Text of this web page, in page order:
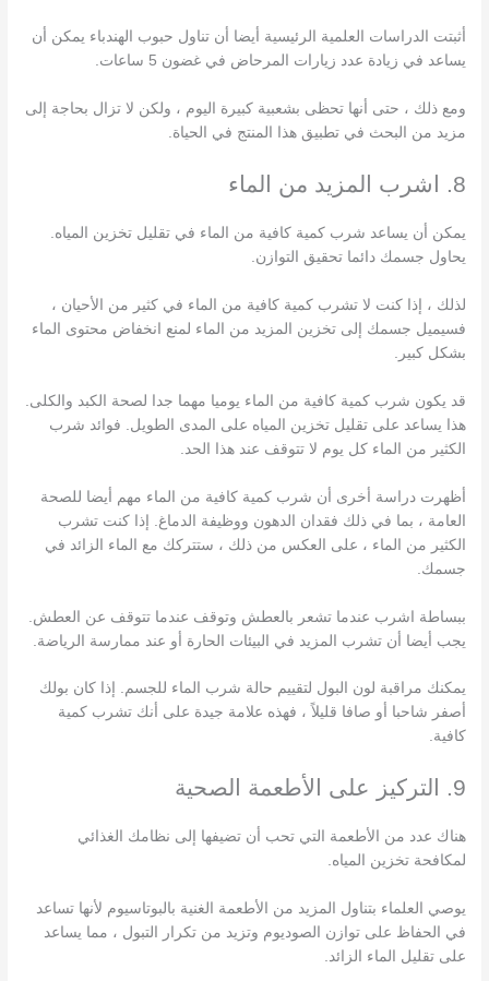
أثبتت الدراسات العلمية الرئيسية أيضا أن تناول حبوب الهندباء يمكن أن
يساعد في زيادة عدد زيارات المرحاض في غضون 5 ساعات.
ومع ذلك ، حتى أنها تحظى بشعبية كبيرة اليوم ، ولكن لا تزال بحاجة إلى
مزيد من البحث في تطبيق هذا المنتج في الحياة.
8. اشرب المزيد من الماء
يمكن أن يساعد شرب كمية كافية من الماء في تقليل تخزين المياه.
يحاول جسمك دائما تحقيق التوازن.
لذلك ، إذا كنت لا تشرب كمية كافية من الماء في كثير من الأحيان ،
فسيميل جسمك إلى تخزين المزيد من الماء لمنع انخفاض محتوى الماء
بشكل كبير.
قد يكون شرب كمية كافية من الماء يوميا مهما جدا لصحة الكبد والكلى.
هذا يساعد على تقليل تخزين المياه على المدى الطويل. فوائد شرب
الكثير من الماء كل يوم لا تتوقف عند هذا الحد.
أظهرت دراسة أخرى أن شرب كمية كافية من الماء مهم أيضا للصحة
العامة ، بما في ذلك فقدان الدهون ووظيفة الدماغ. إذا كنت تشرب
الكثير من الماء ، على العكس من ذلك ، ستتركك مع الماء الزائد في
جسمك.
ببساطة اشرب عندما تشعر بالعطش وتوقف عندما تتوقف عن العطش.
يجب أيضا أن تشرب المزيد في البيئات الحارة أو عند ممارسة الرياضة.
يمكنك مراقبة لون البول لتقييم حالة شرب الماء للجسم. إذا كان بولك
أصفر شاحبا أو صافا قليلاً ، فهذه علامة جيدة على أنك تشرب كمية
كافية.
9. التركيز على الأطعمة الصحية
هناك عدد من الأطعمة التي تحب أن تضيفها إلى نظامك الغذائي
لمكافحة تخزين المياه.
يوصي العلماء بتناول المزيد من الأطعمة الغنية بالبوتاسيوم لأنها تساعد
في الحفاظ على توازن الصوديوم وتزيد من تكرار التبول ، مما يساعد
على تقليل الماء الزائد.